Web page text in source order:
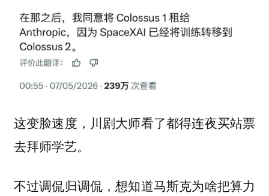
这变脸速度，川剧大师看了都得连夜买站票
去拜师学艺。
不过调侃归调侃，想知道马斯克为啥把算力